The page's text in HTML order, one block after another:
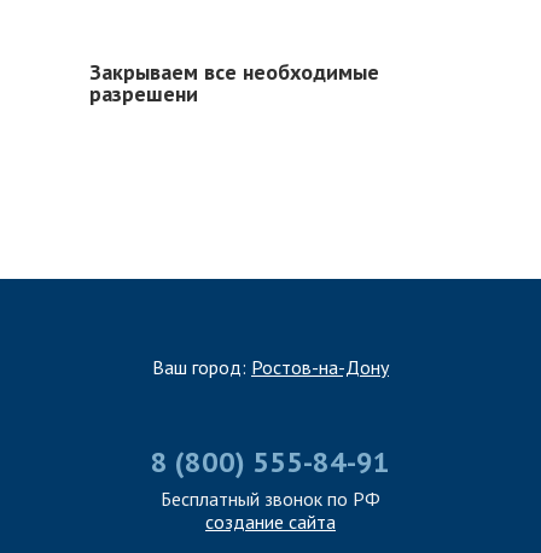
Закрываем все необходимые
разрешени
Ваш город: Ростов-на-Дону
8 (800) 555-84-91
Бесплатный звонок по РФ
создание сайта